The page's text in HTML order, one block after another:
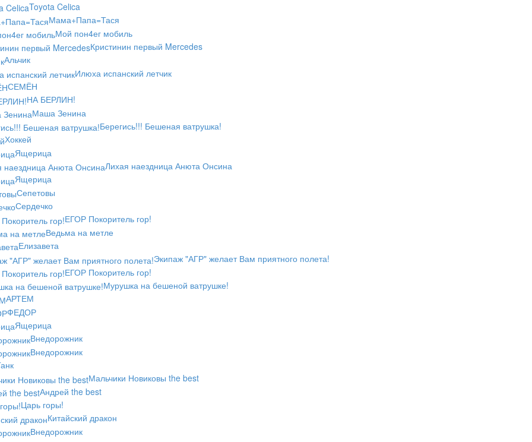
Toyota Celica
Мама+Папа=Тася
Мой пон4ег мобиль
Кристинин первый Mercedes
Альчик
Илюха испанский летчик
СЕМЁН
НА БЕРЛИН!
Маша Зенина
Берегись!!! Бешеная ватрушка!
Хоккей
Ящерица
Лихая наездница Анюта Онсина
Ящерица
Сепетовы
Сердечко
ЕГОР Покоритель гор!
Ведьма на метле
Елизавета
Экипаж "АГР" желает Вам приятного полета!
ЕГОР Покоритель гор!
Мурушка на бешеной ватрушке!
АРТЕМ
ФЕДОР
Ящерица
Внедорожник
Внедорожник
Мальчики Новиковы the best
Андрей the best
Царь горы!
Китайский дракон
Внедорожник